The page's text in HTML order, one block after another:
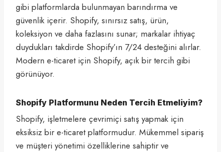
gibi platformlarda bulunmayan barındırma ve
güvenlik içerir. Shopify, sınırsız satış, ürün,
koleksiyon ve daha fazlasını sunar; markalar ihtiyaç
duydukları takdirde Shopify’ın 7/24 desteğini alırlar.
Modern e-ticaret için Shopify, açık bir tercih gibi
görünüyor.
Shopify Platformunu Neden Tercih Etmeliyim?
Shopify, işletmelere çevrimiçi satış yapmak için
eksiksiz bir e-ticaret platformudur. Mükemmel sipariş
ve müşteri yönetimi özelliklerine sahiptir ve